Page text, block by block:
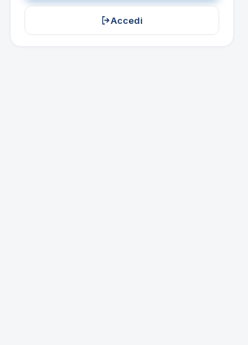
Accedi